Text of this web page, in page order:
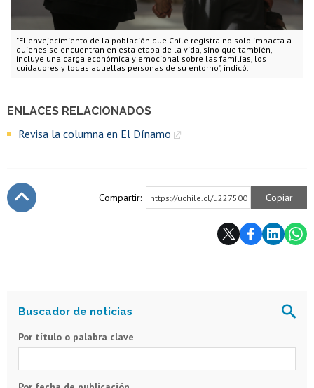
"El envejecimiento de la población que Chile registra no solo impacta a
quienes se encuentran en esta etapa de la vida, sino que también,
incluye una carga económica y emocional sobre las familias, los
cuidadores y todas aquellas personas de su entorno", indicó.
ENLACES RELACIONADOS
Revisa la columna en El Dínamo
Compartir: https://uchile.cl/u227500 Copiar
Por título o palabra clave